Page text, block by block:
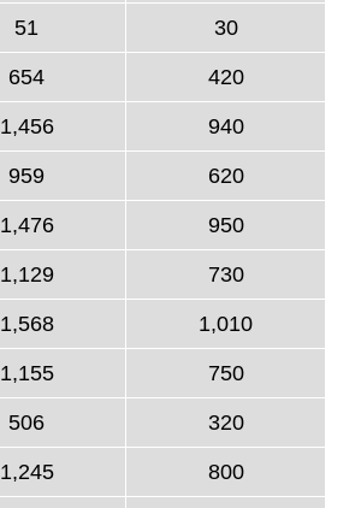
51 30
654 420
1,456 940
959 620
1,476 950
1,129 730
1,568 1,010
1,155 750
506 320
1,245 800